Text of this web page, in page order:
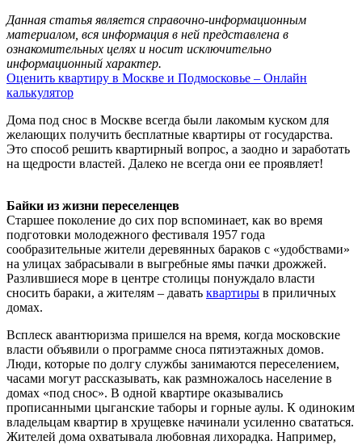
Данная статья является справочно-информационным
материалом, вся информация в ней представлена в
ознакомительных целях и носит исключительно
информационный характер.
Оценить квартиру в Москве и Подмосковье – Онлайн
калькулятор
Дома под снос в Москве всегда были лакомым куском для
желающих получить бесплатные квартиры от государства.
Это способ решить квартирный вопрос, а заодно и заработать
на щедрости властей. Далеко не всегда они ее проявляет!
Байки из жизни переселенцев
Старшее поколение до сих пор вспоминает, как во время
подготовки молодежного фестиваля 1957 года
сообразительные жители деревянных бараков с «удобствами»
на улицах забрасывали в выгребные ямы пачки дрожжей.
Разлившиеся море в центре столицы понуждало власти
сносить бараки, а жителям – давать квартиры в приличных
домах.
Всплеск авантюризма пришелся на время, когда московские
власти объявили о программе сноса пятиэтажных домов.
Люди, которые по долгу службы занимаются переселением,
часами могут рассказывать, как размножалось население в
домах «под снос». В одной квартире оказывались
прописанными цыганские таборы и горные аулы. К одиноким
владельцам квартир в хрущевке начинали усиленно свататься.
Жителей дома охватывала любовная лихорадка. Например,